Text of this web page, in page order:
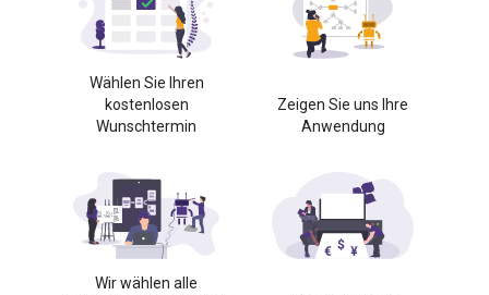
Wählen Sie Ihren
kostenlosen
Wunschtermin
Zeigen Sie uns Ihre
Anwendung
Wir wählen alle